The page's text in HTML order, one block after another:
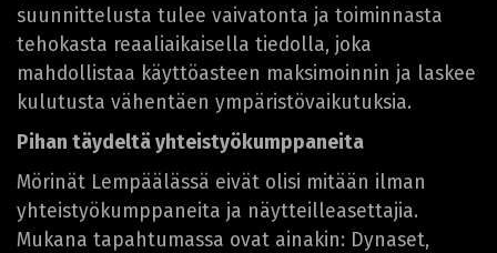
suunnittelusta tulee vaivatonta ja toiminnasta
tehokasta reaaliaikaisella tiedolla, joka
mahdollistaa käyttöasteen maksimoinnin ja laskee
kulutusta vähentäen ympäristövaikutuksia.
Pihan täydeltä yhteistyökumppaneita
Mörinät Lempäälässä eivät olisi mitään ilman
yhteistyökumppaneita ja näytteilleasettajia.
Mukana tapahtumassa ovat ainakin: Dynaset,